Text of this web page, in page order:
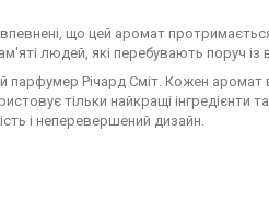
що цей аромат
людей, які перебувають поруч із
парфумер Річард Сміт. Кожен
тільки найкращі інгредієнти та
і неперевершений дизайн.